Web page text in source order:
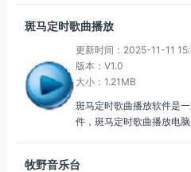
斑马定时歌曲播放
更新时间：2025-11-11
版本：V1.0
大小：1.21MB
斑马定时歌曲播放软件是
件，斑马定时歌曲播放电
音乐播放器，为用户提供更
牧野音乐台